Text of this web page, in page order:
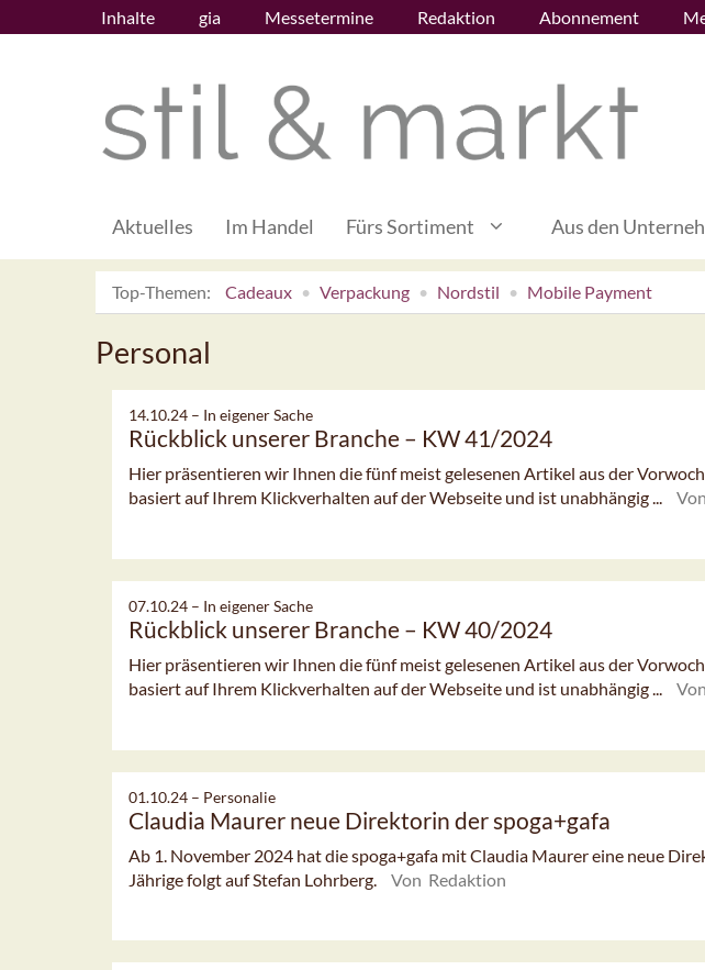
Inhalte gia Messetermine Redaktion Abonnement
Aktuelles Im Handel Fürs Sortiment Aus den
Top-Themen: Cadeaux Verpackung Nordstil Mobile Payment
Personal
14.10.24 – In eigener Sache
Rückblick unserer Branche – KW 41/2024
Hier präsentieren wir Ihnen die fünf meist gelesenen Artikel aus der
basiert auf Ihrem Klickverhalten auf der Webseite und ist unabhängig ...
07.10.24 – In eigener Sache
Rückblick unserer Branche – KW 40/2024
Hier präsentieren wir Ihnen die fünf meist gelesenen Artikel aus der
basiert auf Ihrem Klickverhalten auf der Webseite und ist unabhängig ...
01.10.24 – Personalie
Claudia Maurer neue Direktorin der spoga+gafa
Ab 1. November 2024 hat die spoga+gafa mit Claudia Maurer eine neue
Jährige folgt auf Stefan Lohrberg.
Von Redaktion